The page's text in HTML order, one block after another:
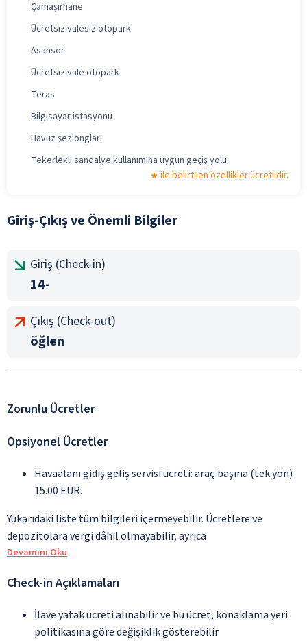
Çamaşırhane
Ücretsiz valesiz otopark
Asansör
Ücretsiz vale otopark
Teras
Bilgisayar istasyonu
Havuz şezlongları
Tekerlekli sandalye kullanımına uygun geçiş yolu
ile belirtilen özellikler ücretlidir.
Giriş-Çıkış ve Önemli Bilgiler
Giriş (Check-in)
14-
Çıkış (Check-out)
öğlen
Zorunlu Ücretler
Opsiyonel Ücretler
Havaalanı gidiş geliş servisi ücreti: araç başına (tek yön)
15.00 EUR.
Yukarıdaki liste tüm bilgileri içermeyebilir. Ücretlere ve
depozitolara vergi dâhil olmayabilir, ayrıca
Devamını Oku
Check-in Açıklamaları
İlave yatak ücreti alınabilir ve bu ücret, konaklama yeri
politikasına göre değişiklik gösterebilir